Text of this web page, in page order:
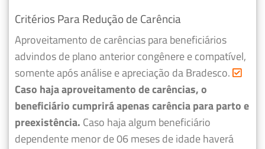
Critérios Para Redução de Carência
Aproveitamento de carências para beneficiários
advindos de plano anterior congênere e compatível,
somente após análise e apreciação da Bradesco.
Caso haja aproveitamento de carências, o
beneficiário cumprirá apenas carência para parto e
preexistência. Caso haja algum beneficiário
dependente menor de 06 meses de idade haverá